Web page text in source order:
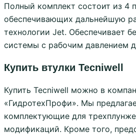
Полный комплект состоит из 4
обеспечивающих дальнейшую
технологии Jet. Обеспечивает
системы с рабочим давлением
Купить втулки Tecniwell
Купить Tecniwell можно в
«ГидротехПрофи». Мы
комплектующие для
модификаций. Кроме того,